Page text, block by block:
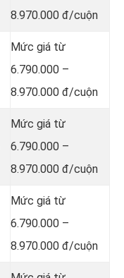
8.970.000 đ/cuộn
Mức giá từ
6.790.000 –
8.970.000 đ/cuộn
Mức giá từ
6.790.000 –
8.970.000 đ/cuộn
Mức giá từ
6.790.000 –
8.970.000 đ/cuộn